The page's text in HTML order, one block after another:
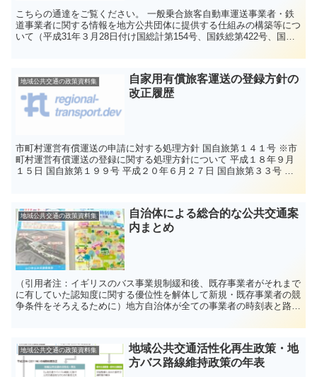
こちらの通達をご覧ください。 一般乗合旅客自動車運送事業者・鉄
道事業者に関する情報を地方公共団体に提供する仕組みの構築等につ
いて（平成31年３月28日付け国総計第154号、国鉄総第422号、国鉄
地域公共交通の政策資料集
自家用有償旅客運送の登録方針の
改正履歴
市町村運営有償運送の申請に対する処理方針 国自旅第１４１号 ※市
町村運営有償運送の登録に関する処理方針について 平成１８年９月
１５日 国自旅第１９９号 平成２０年６月２７日 国自旅第３３号 平
地域公共交通の政策資料集
自治体による総合的な公共交通案
内まとめ
（引用者注：イギリスのバス事業規制緩和後、既存事業者がそれまで
に有していた認知度に関する優位性を解体して新規・既存事業者の競
争条件をそろえるために）地方自治体が全ての事業者の時刻表と路線
地域公共交通の政策資料集
地域公共交通活性化再生政策・地
方バス路線維持政策の年表